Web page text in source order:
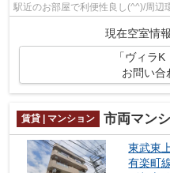
駅近のお部屋で利便性良し(^^)/周辺
現在空室情
「ヴィラ
お問い合
賃貸 | マンション 市両マン
東武東
有楽町